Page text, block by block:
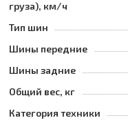
груза), км/ч
Тип шин
Шины передние
Шины задние
Общий вес, кг
Категория техники